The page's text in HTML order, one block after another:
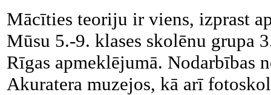
Mācīties teoriju ir viens, izprast
Mūsu 5.-9. klases skolēnu grupa
Rīgas apmeklējumā. Nodarbības
Akuratera muzejos, kā arī